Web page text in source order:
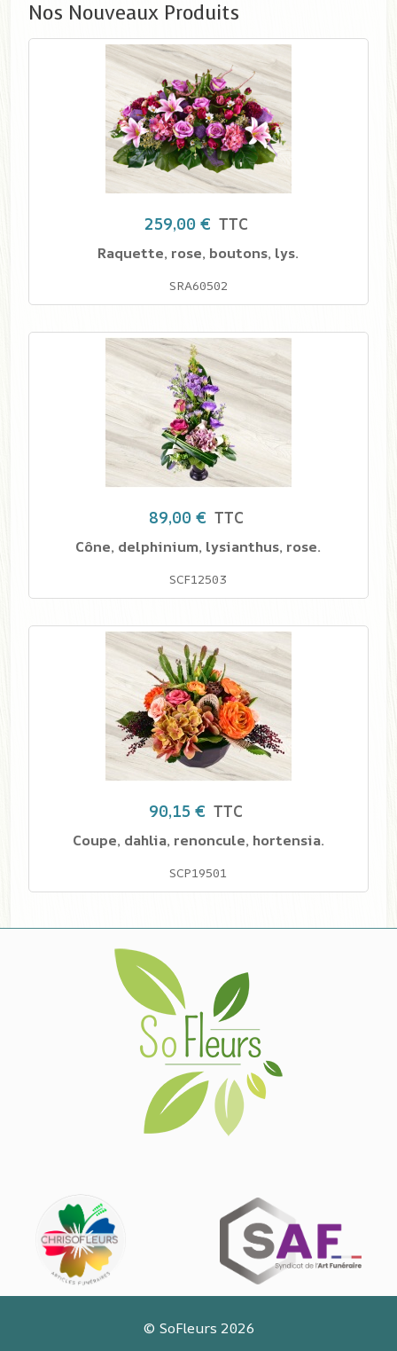
Nos Nouveaux Produits
259,00 € TTC
Raquette, rose, boutons, lys.
SRA60502
89,00 € TTC
Cône, delphinium, lysianthus, rose.
SCF12503
90,15 € TTC
Coupe, dahlia, renoncule, hortensia.
SCP19501
© SoFleurs 2026